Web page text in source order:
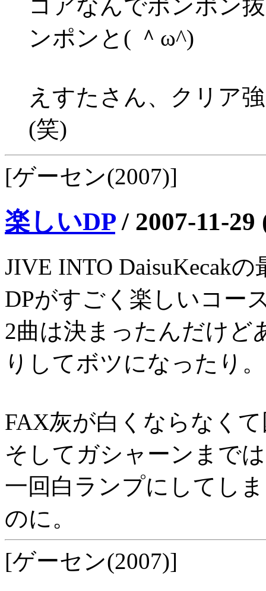
コアなんでポンポン
ンポンと( ＾ω^)
えすたさん、クリア
(笑)
[ゲーセン(2007)]
楽しいDP/ 2007-11-29
JIVE INTO DaisuKecak
DPがすごく楽しいコー
2曲は決まったんだけど
りしてボツになったり。
FAX灰が白くならなく
そしてガシャーンまで
一回白ランプにしてし
のに。
[ゲーセン(2007)]